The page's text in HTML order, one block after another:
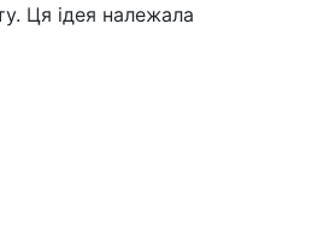
Ця ідея належала